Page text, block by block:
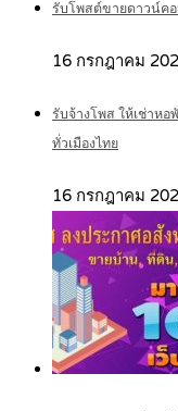
รับโพสต์ขายดาวน์ค
16 กรกฎาคม
รับจ้างโพส ให้เช่าห
ทั่วเมืองไทย
16 กรกฎาคม